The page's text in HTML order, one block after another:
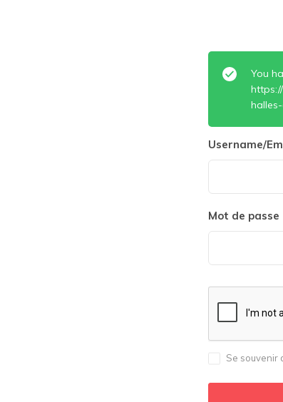
You
Username/
Mot de passe
Se souvenir